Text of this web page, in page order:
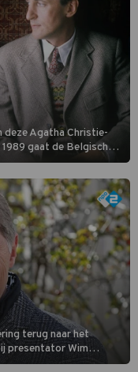
deze Agatha Christie-
gaat de Belgische
raakt al snel
terug naar het
presentator Wim
tijd aan de hand van